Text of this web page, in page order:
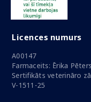
Licences numurs
A00147
Farmaceits: Ērika
Sertifikāts veterināro
V-1511-25